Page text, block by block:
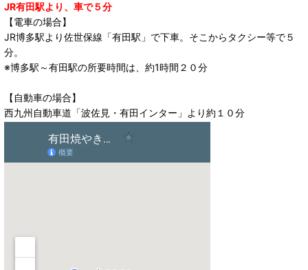
JR有田駅より、車で５分
【電車の場合】
JR博多駅より佐世保線「有田駅」で下車。そこからタクシー等で５
分。
※博多駅～有田駅の所要時間は、約1時間２０分
【自動車の場合】
西九州自動車道「波佐見・有田インター」より約１０分